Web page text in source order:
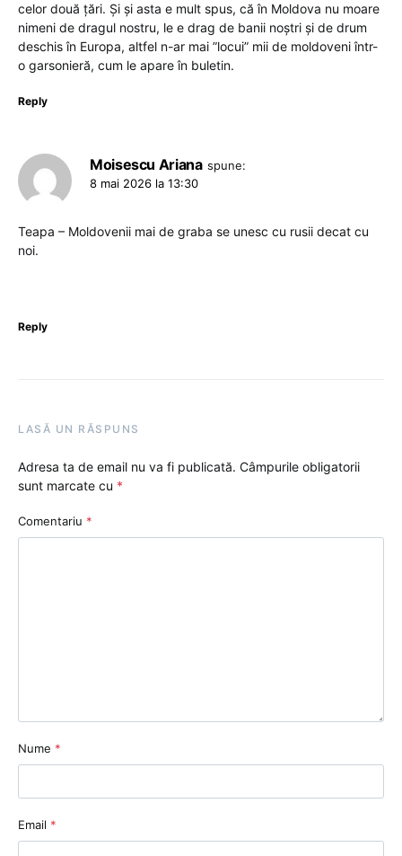
celor două țări. Și și asta e mult spus, că în Moldova nu moare
nimeni de dragul nostru, le e drag de banii noștri și de drum
deschis în Europa, altfel n-ar mai ”locui” mii de moldoveni într-
o garsonieră, cum le apare în buletin.
Reply
Moisescu Ariana spune:
8 mai 2026 la 13:30
Teapa – Moldovenii mai de graba se unesc cu rusii decat cu
noi.
Reply
LASĂ UN RĂSPUNS
Adresa ta de email nu va fi publicată. Câmpurile obligatorii
sunt marcate cu *
Comentariu *
Nume *
Email *